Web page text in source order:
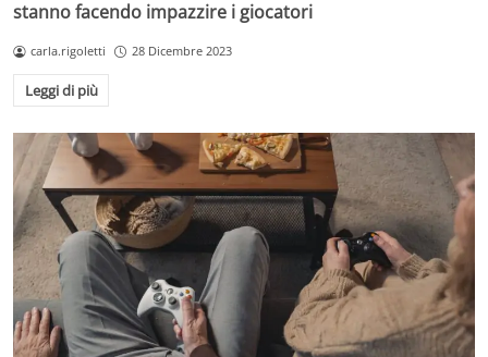
stanno facendo impazzire i giocatori
carla.rigoletti 28 Dicembre 2023
Leggi di più